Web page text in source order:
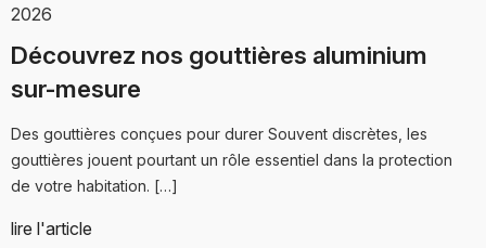
2026
Découvrez nos gouttières aluminium
sur-mesure
Des gouttières conçues pour durer Souvent discrètes, les
gouttières jouent pourtant un rôle essentiel dans la protection
de votre habitation. […]
lire l'article